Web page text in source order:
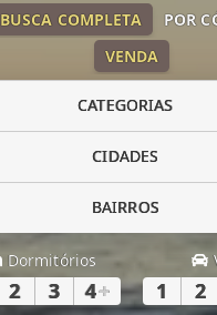
VENDA
BUSCA COMPLETA POR
CATEGORIAS
CIDADES
BAIRROS
Dormitórios
2 3 4+ 1 2